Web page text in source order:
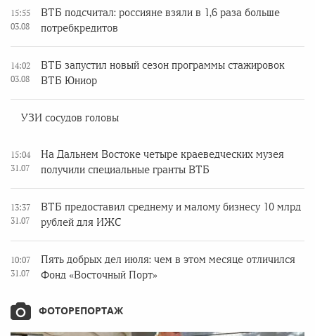
15:55
03.08
ВТБ подсчитал: россияне взяли в 1,6 раза больше
потребкредитов
14:02
03.08
ВТБ запустил новый сезон программы стажировок
ВТБ Юниор
УЗИ сосудов головы
15:04
31.07
На Дальнем Востоке четыре краеведческих музея
получили специальные гранты ВТБ
13:37
31.07
ВТБ предоставил среднему и малому бизнесу 10 млрд
рублей для ИЖС
10:07
31.07
Пять добрых дел июля: чем в этом месяце отличился
Фонд «Восточный Порт»
ФОТОРЕПОРТАЖ